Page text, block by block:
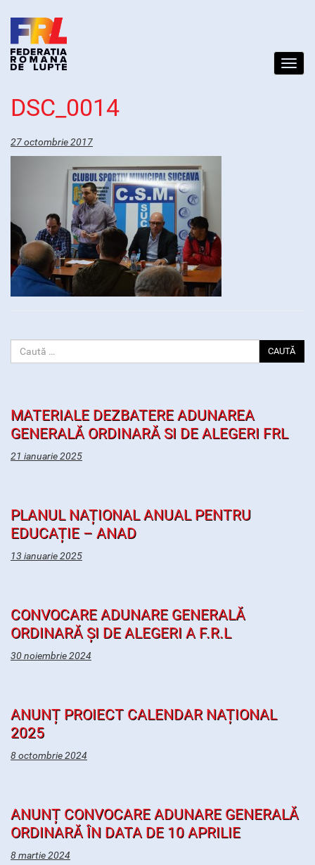
DSC_0014
27 octombrie 2017
CAUTĂ
MATERIALE DEZBATERE ADUNAREA
GENERALĂ ORDINARĂ SI DE ALEGERI FRL
21 ianuarie 2025
PLANUL NAȚIONAL ANUAL PENTRU
EDUCAȚIE – ANAD
13 ianuarie 2025
CONVOCARE ADUNARE GENERALĂ
ORDINARĂ ȘI DE ALEGERI A F.R.L
30 noiembrie 2024
ANUNȚ PROIECT CALENDAR NAȚIONAL
2025
8 octombrie 2024
ANUNȚ CONVOCARE ADUNARE GENERALĂ
ORDINARĂ ÎN DATA DE 10 APRILIE
8 martie 2024